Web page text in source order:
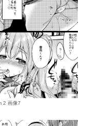
2 画像7